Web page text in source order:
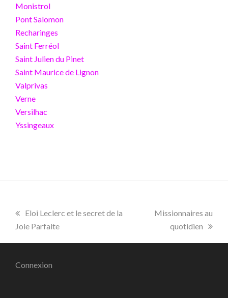
Monistrol
Pont Salomon
Recharinges
Saint Ferréol
Saint Julien du Pinet
Saint Maurice de Lignon
Valprivas
Verne
Versilhac
Yssingeaux
previous
post:
Eloi Leclerc et le secret de la
Joie Parfaite
next
post:
Missionnaires au
quotidien
Connexion